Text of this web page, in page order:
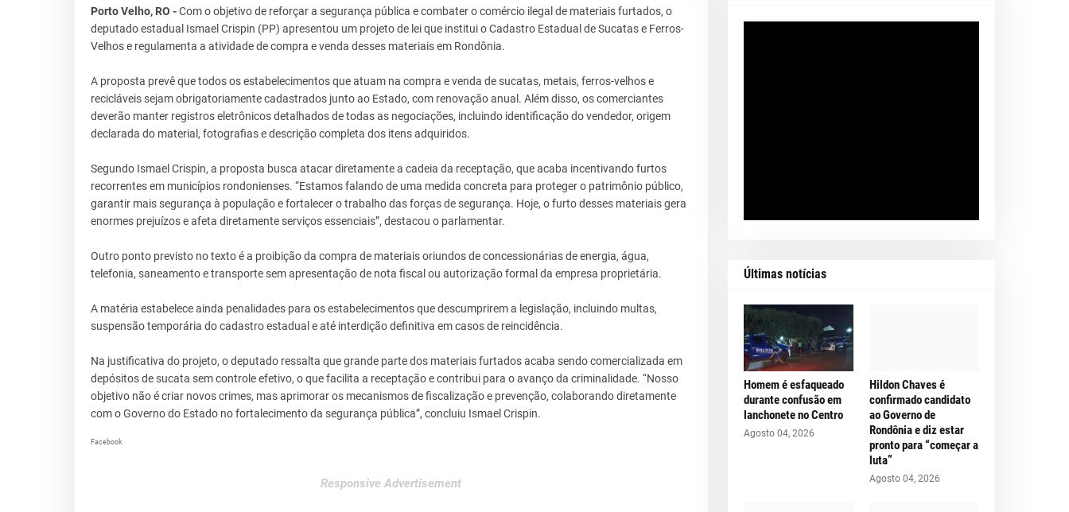
Porto Velho, RO -Com o objetivo de reforçar a segurança pública e combater o comércio ilegal de materiais furtados, o
deputado estadual Ismael Crispin (PP) apresentou um projeto de lei que institui o Cadastro Estadual de Sucatas e Ferros-
Velhos e regulamenta a atividade de compra e venda desses materiais em Rondônia.
A proposta prevê que todos os estabelecimentos que atuam na compra e venda de sucatas, metais, ferros-velhos e
recicláveis sejam obrigatoriamente cadastrados junto ao Estado, com renovação anual. Além disso, os comerciantes
deverão manter registros eletrônicos detalhados de todas as negociações, incluindo identificação do vendedor, origem
declarada do material, fotografias e descrição completa dos itens adquiridos.
Segundo Ismael Crispin, a proposta busca atacar diretamente a cadeia da receptação, que acaba incentivando furtos
recorrentes em municípios rondonienses. “Estamos falando de uma medida concreta para proteger o patrimônio público,
garantir mais segurança à população e fortalecer o trabalho das forças de segurança. Hoje, o furto desses materiais gera
enormes prejuízos e afeta diretamente serviços essenciais”, destacou o parlamentar.
Outro ponto previsto no texto é a proibição da compra de materiais oriundos de concessionárias de energia, água,
telefonia, saneamento e transporte sem apresentação de nota fiscal ou autorização formal da empresa proprietária.
A matéria estabelece ainda penalidades para os estabelecimentos que descumprirem a legislação, incluindo multas,
suspensão temporária do cadastro estadual e até interdição definitiva em casos de reincidência.
Na justificativa do projeto, o deputado ressalta que grande parte dos materiais furtados acaba sendo comercializada em
depósitos de sucata sem controle efetivo, o que facilita a receptação e contribui para o avanço da criminalidade. “Nosso
objetivo não é criar novos crimes, mas aprimorar os mecanismos de fiscalização e prevenção, colaborando diretamente
com o Governo do Estado no fortalecimento da segurança pública”, concluiu Ismael Crispin.
Facebook
Responsive Advertisement
Últimas notícias
Homem é esfaqueado
durante confusão em
lanchonete no Centro
Agosto 04, 2026
Hildon Chaves é
confirmado candidato
ao Governo de
Rondônia e diz estar
pronto para “começar a
luta”
Agosto 04, 2026